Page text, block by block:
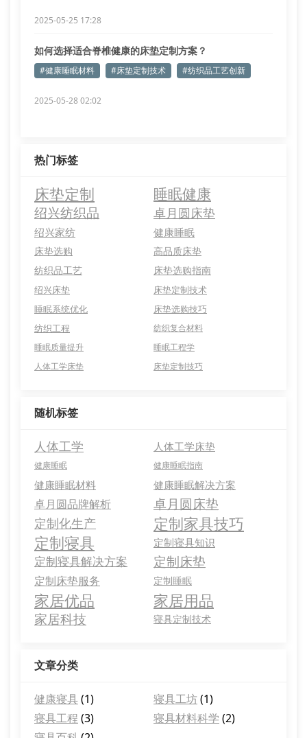
2025-05-25 17:28
如何选择适合脊椎健康的床垫定制方案？
#健康睡眠材料 #床垫定制技术 #纺织品工艺创新
2025-05-28 02:02
热门标签
床垫定制 睡眠健康
绍兴纺织品 卓月圆床垫
绍兴家纺 健康睡眠
床垫选购
高品质床垫
纺织品工艺
床垫选购指南
绍兴床垫
床垫定制技术
睡眠系统优化
床垫选购技巧
纺织工程
纺织复合材料
睡眠质量提升
睡眠工程学
人体工学床垫
床垫定制技巧
随机标签
人体工学 人体工学床垫
健康睡眠 健康睡眠指南
健康睡眠材料 健康睡眠解决方案
卓月圆品牌解析 卓月圆床垫
定制化生产
定制家具技巧
定制寝具
定制寝具知识
定制寝具解决方案 定制床垫
定制床垫服务 定制睡眠
家居优品 家居用品
家居科技 寝具定制技术
文章分类
健康寝具(1) 寝具工坊(1)
寝具工程 (3) 寝具材料科学 (2)